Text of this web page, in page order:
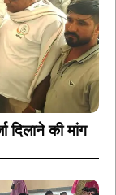
की मांग